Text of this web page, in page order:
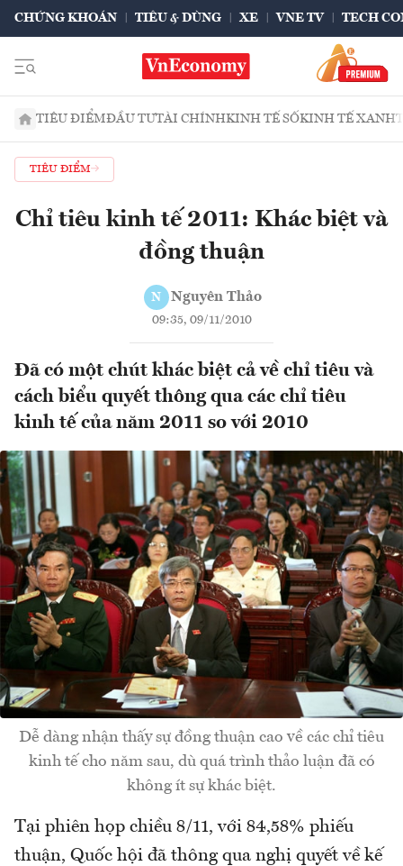
CHỨNG KHOÁN TIÊU & DÙNG XE VNE TV TECH
TIÊU ĐIỂMĐẦU TƯTÀI CHÍNHKINH TẾ SỐKINH TẾ XANH
TIÊU ĐIỂM
Chỉ tiêu kinh tế 2011: Khác biệt và
đồng thuận
N Nguyên Thảo
09:35, 09/11/2010
Đã có một chút khác biệt cả về chỉ tiêu và
cách biểu quyết thông qua các chỉ tiêu
kinh tế của năm 2011 so với 2010
Dễ dàng nhận thấy sự đồng thuận cao về các chỉ tiêu
kinh tế cho năm sau, dù quá trình thảo luận đã có
không ít sự khác biệt.
Tại phiên họp chiều 8/11, với 84,58% phiếu
thuận, Quốc hội đã thông qua nghị quyết về kế